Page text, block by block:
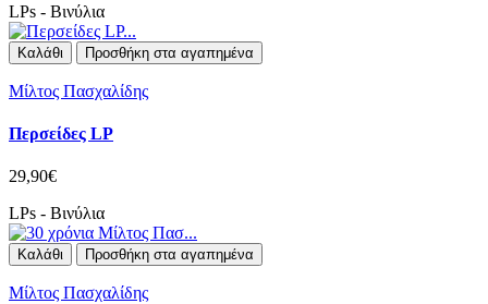
LPs - Βινύλια
Καλάθι Προσθήκη στα αγαπημένα
Μίλτος Πασχαλίδης
Περσείδες LP
29,90€
LPs - Βινύλια
Καλάθι Προσθήκη στα αγαπημένα
Μίλτος Πασχαλίδης